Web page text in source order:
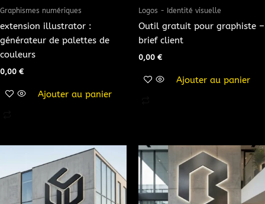
Graphismes numériques
extension illustrator :
générateur de palettes de
couleurs
0,00 €
Ajouter au panier
Logos - Identité visuelle
Outil gratuit pour graphiste –
brief client
0,00 €
Ajouter au panier